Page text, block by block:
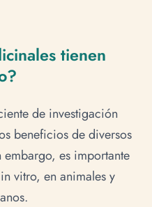
tienen
de investigación
beneficios de diversos
es importante
vitro, en animales y